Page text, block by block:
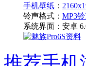
手机壁纸 ：
铃声格式： MP3
系统界面： 安卓